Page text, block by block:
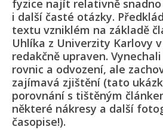
fyzice najít relativně
i další časté otázky.
textu vzniklém na základě
Uhlíka z Univerzity Karlovy
redakčně upraven.
rovnic a odvození, ale
zajímavá zjištění (tato
porovnání s tištěným
některé nákresy a další
časopise!).